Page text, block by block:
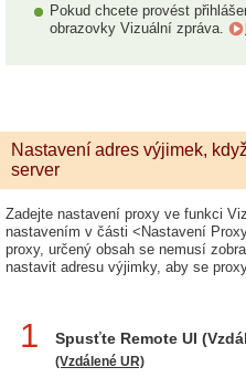
Pokud chcete provést
obrazovky Vizuální zpráva.
Nastavení adres výjimek,
server
Zadejte nastavení proxy ve funkci
nastavením v části <Nastavení
proxy, určený obsah se nemusí
nastavit adresu výjimky, aby se
1 Spusťte Remote UI
(Vzdálené UR)